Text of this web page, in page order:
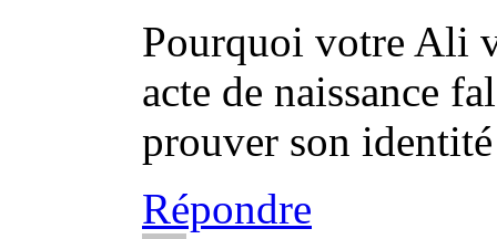
Pourquoi votre Ali
acte de naissance
prouver son
Répondre